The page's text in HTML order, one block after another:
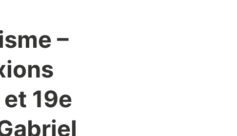
–
19e